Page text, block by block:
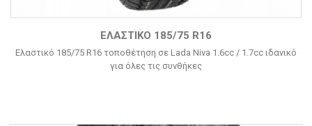
ΕΛΑΣΤΙΚΌ 185/75 R16
Ελαστικό 185/75 R16 τοποθέτηση σε Lada Niva 1.6cc / 1.7cc ιδανικό
για όλες τις συνθήκες